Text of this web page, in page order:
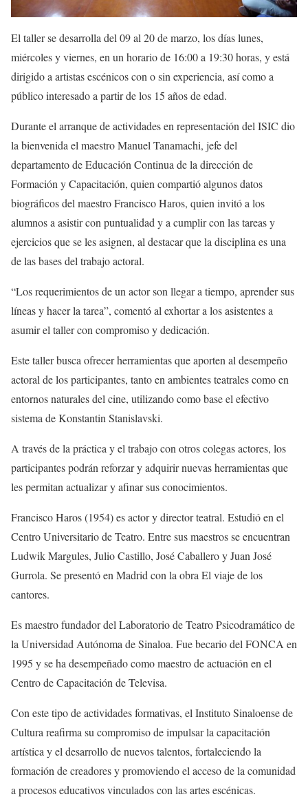
El taller se desarrolla del 09 al 20 de marzo, los días lunes,
miércoles y viernes, en un horario de 16:00 a 19:30 horas, y está
dirigido a artistas escénicos con o sin experiencia, así como a
público interesado a partir de los 15 años de edad.
Durante el arranque de actividades en representación del ISIC dio
la bienvenida el maestro Manuel Tanamachi, jefe del
departamento de Educación Continua de la dirección de
Formación y Capacitación, quien compartió algunos datos
biográficos del maestro Francisco Haros, quien invitó a los
alumnos a asistir con puntualidad y a cumplir con las tareas y
ejercicios que se les asignen, al destacar que la disciplina es una
de las bases del trabajo actoral.
“Los requerimientos de un actor son llegar a tiempo, aprender sus
líneas y hacer la tarea”, comentó al exhortar a los asistentes a
asumir el taller con compromiso y dedicación.
Este taller busca ofrecer herramientas que aporten al desempeño
actoral de los participantes, tanto en ambientes teatrales como en
entornos naturales del cine, utilizando como base el efectivo
sistema de Konstantin Stanislavski.
A través de la práctica y el trabajo con otros colegas actores, los
participantes podrán reforzar y adquirir nuevas herramientas que
les permitan actualizar y afinar sus conocimientos.
Francisco Haros (1954) es actor y director teatral. Estudió en el
Centro Universitario de Teatro. Entre sus maestros se encuentran
Ludwik Margules, Julio Castillo, José Caballero y Juan José
Gurrola. Se presentó en Madrid con la obra El viaje de los
cantores.
Es maestro fundador del Laboratorio de Teatro Psicodramático de
la Universidad Autónoma de Sinaloa. Fue becario del FONCA en
1995 y se ha desempeñado como maestro de actuación en el
Centro de Capacitación de Televisa.
Con este tipo de actividades formativas, el Instituto Sinaloense de
Cultura reafirma su compromiso de impulsar la capacitación
artística y el desarrollo de nuevos talentos, fortaleciendo la
formación de creadores y promoviendo el acceso de la comunidad
a procesos educativos vinculados con las artes escénicas.